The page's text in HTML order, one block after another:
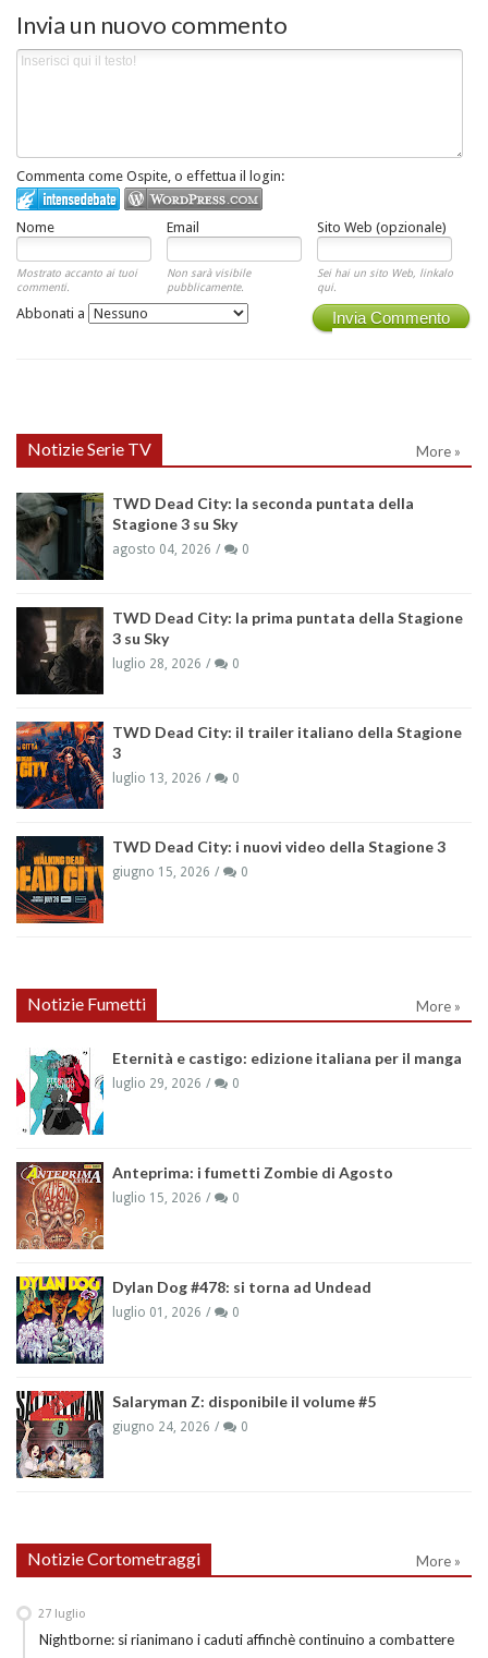
Invia un nuovo commento
Commenta come Ospite, o effettua il login:
Nome Email Sito Web (opzionale)
Mostrato accanto ai tuoi
commenti.
Non sarà visibile
pubblicamente.
Sei hai un sito Web, linkalo
qui.
Invia Commento
Abbonati a
Notizie Serie TV More »
TWD Dead City: la seconda puntata della
Stagione 3 su Sky
agosto 04, 2026 0
TWD Dead City: la prima puntata della Stagione
3 su Sky
luglio 28, 2026 0
TWD Dead City: il trailer italiano della Stagione
3
luglio 13, 2026 0
TWD Dead City: i nuovi video della Stagione 3
giugno 15, 2026 0
Notizie Fumetti More »
Eternità e castigo: edizione italiana per il manga
luglio 29, 2026 0
Anteprima: i fumetti Zombie di Agosto
luglio 15, 2026 0
Dylan Dog #478: si torna ad Undead
luglio 01, 2026 0
Salaryman Z: disponibile il volume #5
giugno 24, 2026 0
Notizie Cortometraggi More »
Nightborne: si rianimano i caduti affinchè continuino a combattere
27 luglio